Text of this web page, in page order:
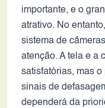
importante, e o
atrativo. No
sistema de
atenção. A tela e a
satisfatórias, mas
sinais de
dependerá da